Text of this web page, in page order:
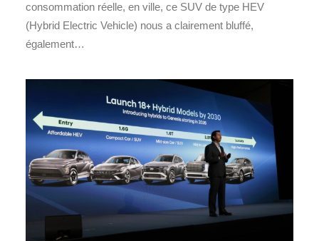
consommation réelle, en ville, ce SUV de type HEV
(Hybrid Electric Vehicle) nous a clairement bluffé,
également…